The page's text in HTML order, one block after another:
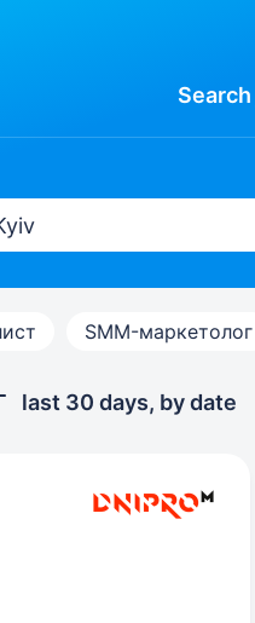
Search
SMM-маркетолог
last 30 days, by date